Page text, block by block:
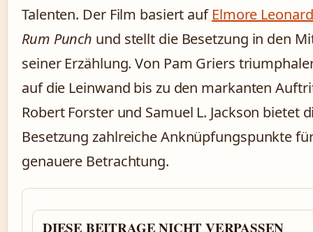
Talenten. Der Film basiert auf Elmore
Rum Punch und stellt die Besetzung in den
seiner Erzählung. Von Pam Griers
auf die Leinwand bis zu den markanten
Robert Forster und Samuel L. Jackson bietet
Besetzung zahlreiche Anknüpfungspunkte
genauere Betrachtung.
DIESE BEITRAGE NICHT VERPASSEN